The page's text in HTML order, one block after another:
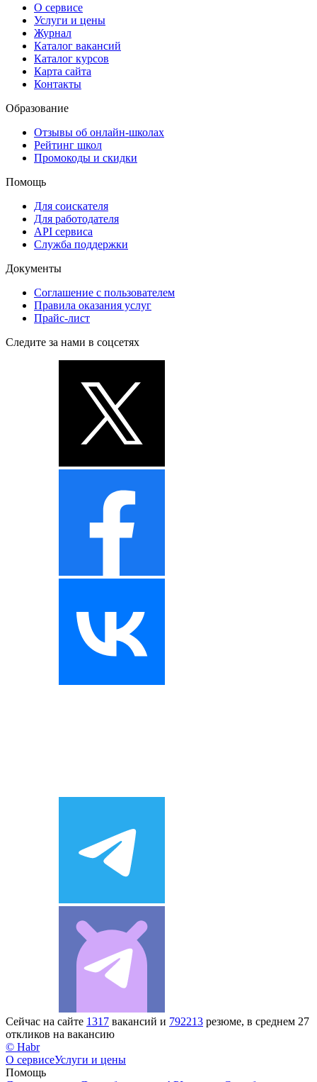
О сервисе
Услуги и цены
Журнал
Каталог вакансий
Каталог курсов
Карта сайта
Контакты
Образование
Отзывы об онлайн-школах
Рейтинг школ
Промокоды и скидки
Помощь
Для соискателя
Для работодателя
API сервиса
Служба поддержки
Документы
Соглашение с пользователем
Правила оказания услуг
Прайс-лист
Следите за нами в соцсетях
Сейчас на сайте 1317 вакансий и 792213 резюме, в среднем 27
откликов на вакансию
© Habr
О сервисеУслуги и цены
Помощь